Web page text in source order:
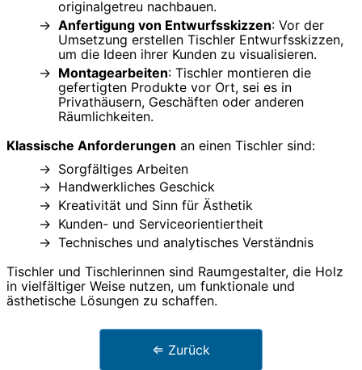
originalgetreu nachbauen.
Anfertigung von Entwurfsskizzen: Vor der
Umsetzung erstellen Tischler Entwurfsskizzen,
um die Ideen ihrer Kunden zu visualisieren.
Montagearbeiten: Tischler montieren die
gefertigten Produkte vor Ort, sei es in
Privathäusern, Geschäften oder anderen
Räumlichkeiten.
Klassische Anforderungen an einen Tischler sind:
Sorgfältiges Arbeiten
Handwerkliches Geschick
Kreativität und Sinn für Ästhetik
Kunden- und Serviceorientiertheit
Technisches und analytisches Verständnis
Tischler und Tischlerinnen sind Raumgestalter, die Holz
in vielfältiger Weise nutzen, um funktionale und
ästhetische Lösungen zu schaffen.
⇐ Zurück